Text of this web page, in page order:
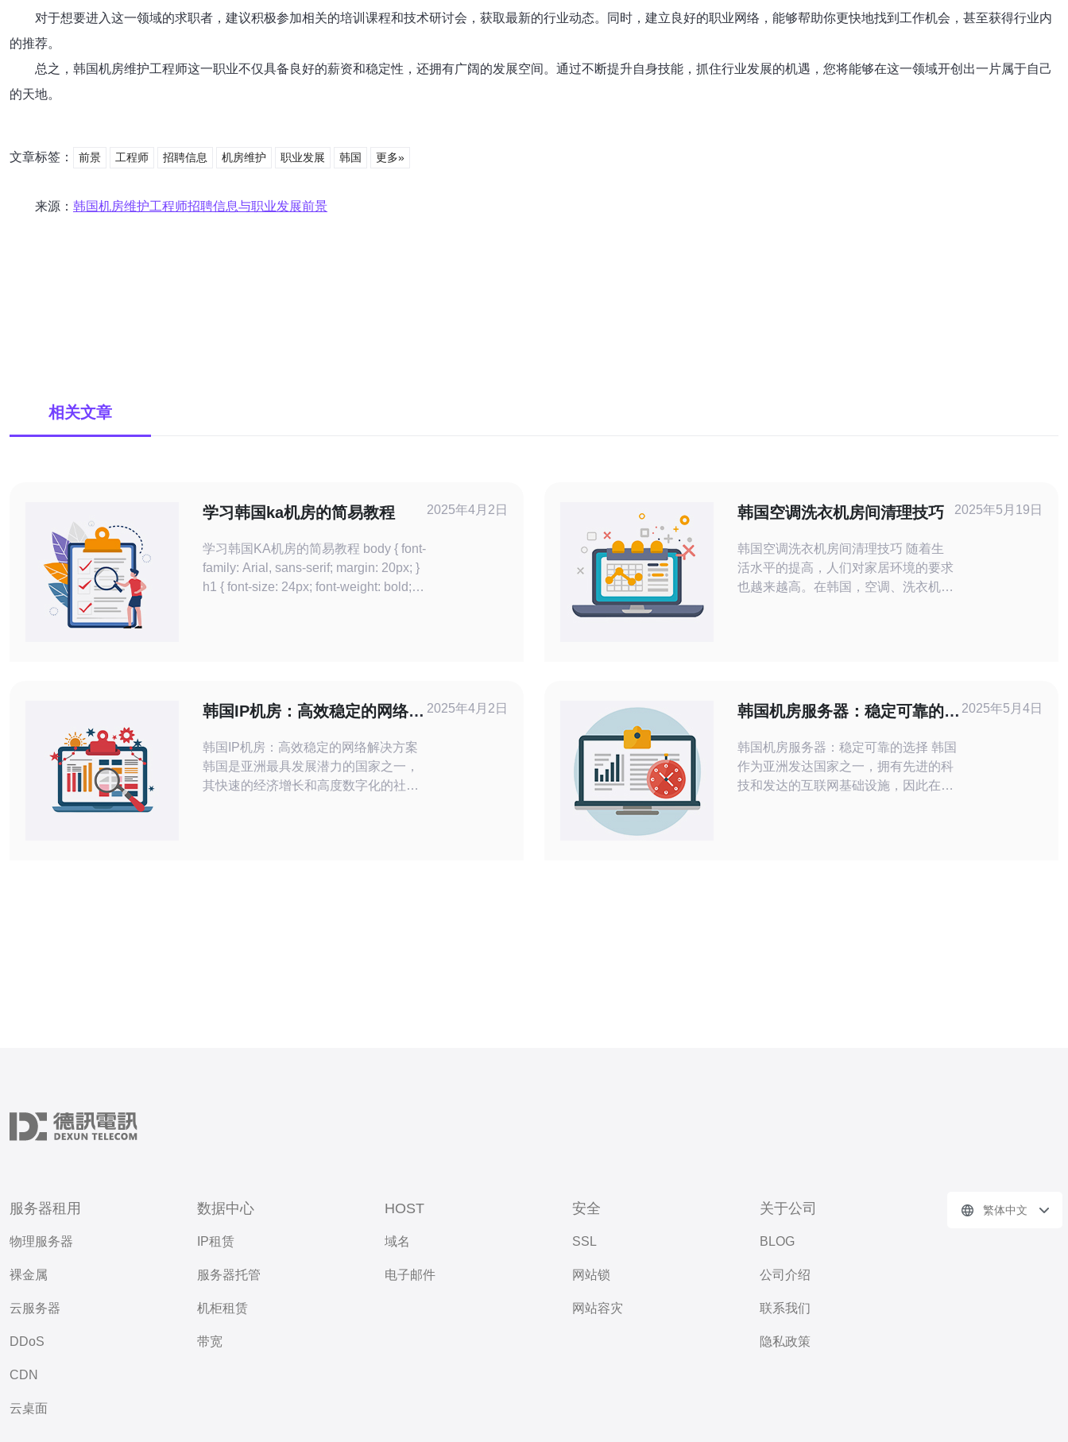
对于想要进入这一领域的求职者，建议积极参加相关的培训课程和技术研讨会，获取最新的行业动态。同时，建立良好的职业网络，能够帮助你更快地找到工作机会，甚至获得行业内
的推荐。
总之，韩国机房维护工程师这一职业不仅具备良好的薪资和稳定性，还拥有广阔的发展空间。通过不断提升自身技能，抓住行业发展的机遇，您将能够在这一领域开创出一片属于自己
的天地。
文章标签： 前景 工程师 招聘信息 机房维护 职业发展 韩国 更多»
来源： 韩国机房维护工程师招聘信息与职业发展前景
相关文章
学习韩国ka机房的简易教程
学习韩国KA机房的简易教程 body { font-
family: Arial, sans-serif; margin: 20px; }
h1 { font-size: 24px; font-weight: bold;
2025年4月2日 韩国空调洗衣机房间清理技巧
韩国空调洗衣机房间清理技巧 随着生
活水平的提高，人们对家居环境的要求
也越来越高。在韩国，空调、洗衣机等
备的家电设备，但长时间使用后容易积
累灰尘和细菌，影响空
2025年5月19日
韩国IP机房：高效稳定的网络解
韩国IP机房：高效稳定的网络解决方案
韩国是亚洲最具发展潜力的国家之一，
其快速的经济增长和高度数字化的社会
2025年4月2日
韩国机房服务器：稳定可靠的选
韩国机房服务器：稳定可靠的选择 韩国
作为亚洲发达国家之一，拥有先进的科
技和发达的互联网基础设施，因此在互
2025年5月4日
服务器租用
物理服务器
裸金属
云服务器
DDoS
CDN
云桌面
数据中心
IP租赁
服务器托管
机柜租赁
带宽
HOST
域名
电子邮件
安全
SSL
网站锁
网站容灾
关于公司
BLOG
公司介绍
联系我们
隐私政策
繁体中文